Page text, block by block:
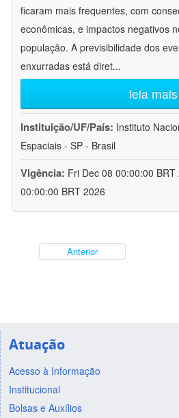
ficaram mais frequentes, com
econômicas, e impactos negativos
população. A previsibilidade dos
enxurradas está diret...
leia mais
Instituição/UF/País: Instituto
Espaciais - SP - Brasil
Vigência: Fri Dec 08 00:00:00 BRT
00:00:00 BRT 2026
Anterior
Atuação
Acesso à Informação
Institucional
Bolsas e Auxílios